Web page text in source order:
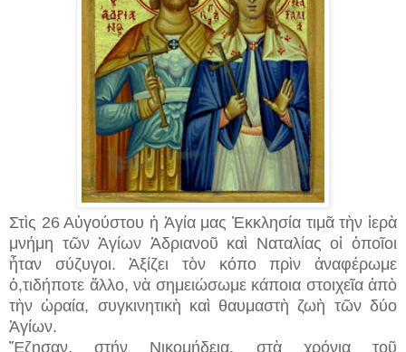
Στὶς 26 Αὐγούστου ἡ Ἁγία μας Ἐκκλησία τιμᾶ τὴν ἱερὰ
μνήμη τῶν Ἁγίων Ἀδριανοῦ καὶ Ναταλίας οἱ ὁποῖοι
ἦταν σύζυγοι. Ἀξίζει τὸν κόπο πρὶν ἀναφέρωμε
ὁ,τιδήποτε ἄλλο, νὰ σημειώσωμε κάποια στοιχεῖα ἀπὸ
τὴν ὡραία, συγκινητικὴ καὶ θαυμαστὴ ζωὴ τῶν δύο
Ἁγίων.
Ἔζησαν, στήν Νικομήδεια, στὰ χρόνια τοῦ